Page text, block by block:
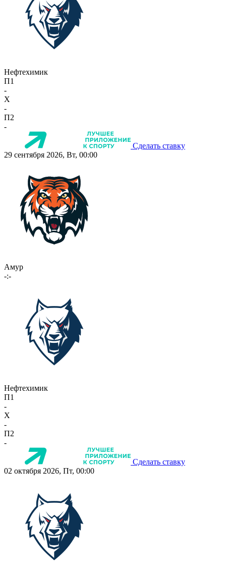
Нефтехимик
П1
-
X
-
П2
-
Сделать ставку
29 сентября 2026, Вт, 00:00
Амур
-:-
Нефтехимик
П1
-
X
-
П2
-
Сделать ставку
02 октября 2026, Пт, 00:00